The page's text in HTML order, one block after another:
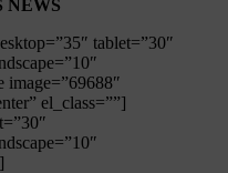
NEWS
tablet=”30″
image=”69688″
el_class=””]